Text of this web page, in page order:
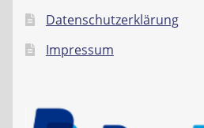
Datenschutzerklärung
Impressum